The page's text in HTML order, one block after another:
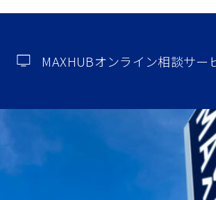
MAXHUBオンライン相談サー